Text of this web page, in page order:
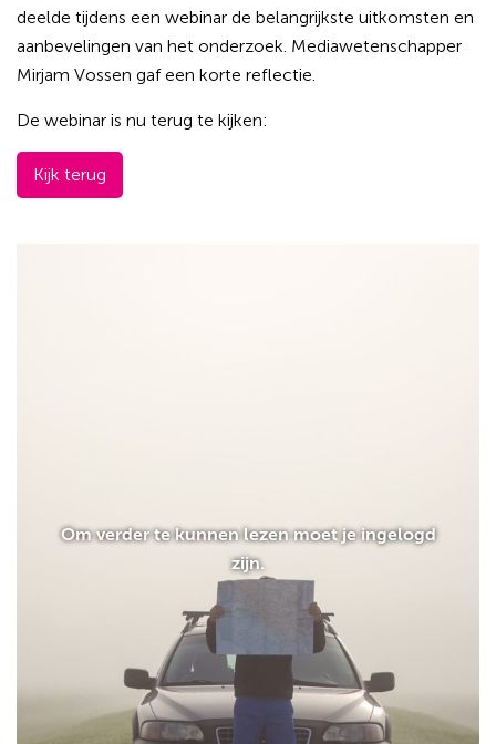
deelde tijdens een webinar de belangrijkste uitkomsten en
aanbevelingen van het onderzoek. Mediawetenschapper
Mirjam Vossen gaf een korte reflectie.
De webinar is nu terug te kijken:
Kijk terug
Om verder te kunnen lezen moet je ingelogd
zijn.